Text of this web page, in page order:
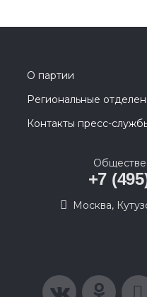
О партии
Региональные
Контакты пресс-
+7
Москва,